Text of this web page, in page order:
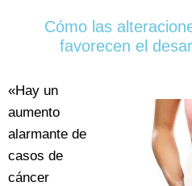
Cómo las
favorecen el
«Hay un
aumento
alarmante de
casos de
cáncer